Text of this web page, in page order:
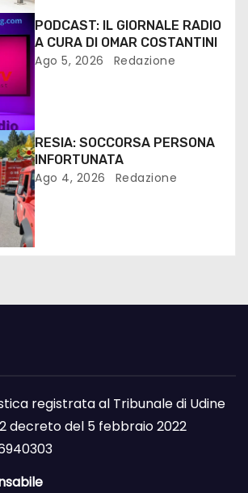
PODCAST: IL GIORNALE RADIO
A CURA DI OMAR COSTANTINI
Ago 5, 2026 Redazione
RESIA: SOCCORSA PERSONA
INFORTUNATA
Ago 4, 2026 Redazione
registrata al Tribunale di Udine
decreto del 5 febbraio 2022